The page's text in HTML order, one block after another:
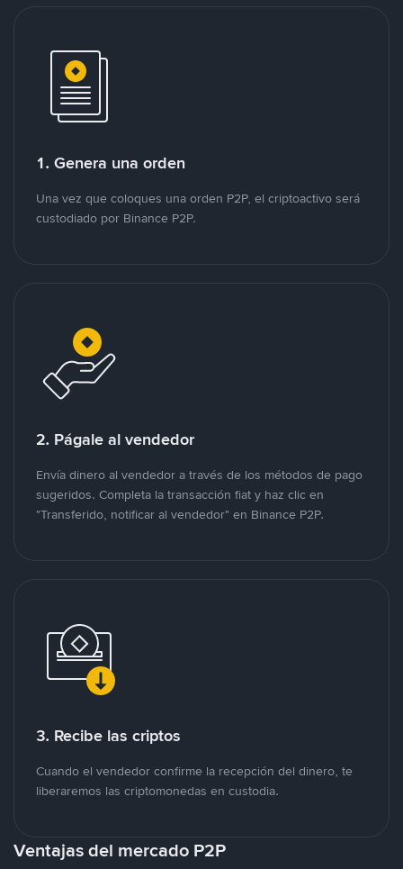
1. Genera una orden
Una vez que coloques una orden P2P, el criptoactivo será
custodiado por Binance P2P.
2. Págale al vendedor
Envía dinero al vendedor a través de los métodos de pago
sugeridos. Completa la transacción fiat y haz clic en
"Transferido, notificar al vendedor" en Binance P2P.
3. Recibe las criptos
Cuando el vendedor confirme la recepción del dinero, te
liberaremos las criptomonedas en custodia.
Ventajas del mercado P2P